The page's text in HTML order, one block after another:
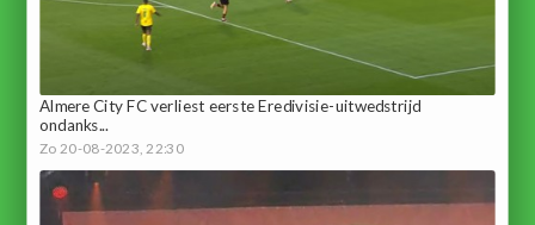
Almere City FC verliest eerste Eredivisie-uitwedstrijd
ondanks...
Zo 20-08-2023, 22:30